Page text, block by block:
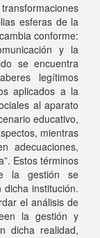
esferas de la
conforme:
y la
se encuentra
legítimos
aplicados a la
al aparato
educativo,
mientras
adecuaciones,
Estos términos
la gestión se
institución.
el análisis de
la gestión y
dicha realidad,